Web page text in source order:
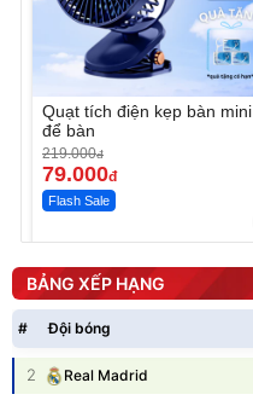
Quạt tích điện kẹp bàn mini
để bàn
219.000đ
79.000đ
Flash Sale
Máy ép chậm trái cây
Elmich JEE 1855OL
3.000.000
2.143.650
Flash Sale
BẢNG XẾP HẠNG
# Đội bóng
2 Real Madrid